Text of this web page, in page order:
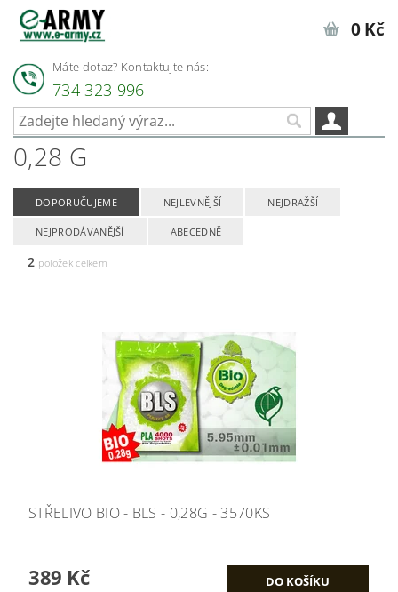
Máte dotaz? Kontaktujte nás:
734 323 996
0 Kč
0,28 G
DOPORUČUJEME NEJLEVNĚJŠÍ NEJDRAŽŠÍ
NEJPRODÁVANĚJŠÍ ABECEDNĚ
2 položek celkem
STŘELIVO BIO - BLS - 0,28G - 3570KS
389 Kč